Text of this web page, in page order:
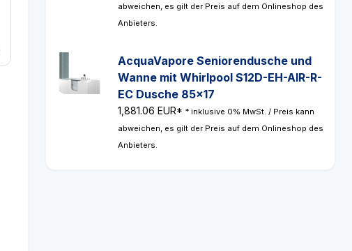
abweichen, es gilt der Preis auf dem Onlineshop des
Anbieters.
AcquaVapore Seniorendusche und
Wanne mit Whirlpool S12D-EH-AIR-R-
EC Dusche 85x17
1,881.06 EUR* * inklusive 0% MwSt. / Preis kann
abweichen, es gilt der Preis auf dem Onlineshop des
Anbieters.